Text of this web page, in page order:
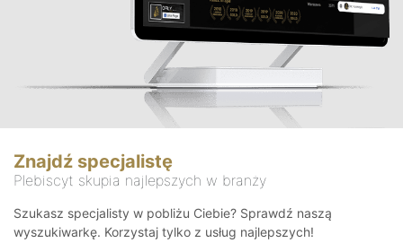
Znajdź specjalistę
Plebiscyt skupia najlepszych w branży
Szukasz specjalisty w pobliżu Ciebie? Sprawdź naszą
wyszukiwarkę. Korzystaj tylko z usług najlepszych!